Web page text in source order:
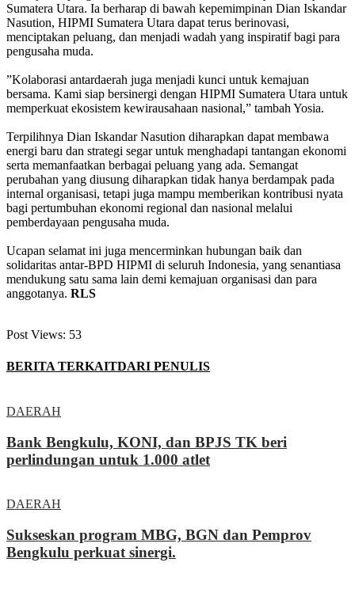
Sumatera Utara. Ia berharap di bawah kepemimpinan Dian Iskandar
Nasution, HIPMI Sumatera Utara dapat terus berinovasi,
menciptakan peluang, dan menjadi wadah yang inspiratif bagi para
pengusaha muda.
‎”Kolaborasi antardaerah juga menjadi kunci untuk kemajuan
bersama. Kami siap bersinergi dengan HIPMI Sumatera Utara untuk
memperkuat ekosistem kewirausahaan nasional,” tambah Yosia.
‎Terpilihnya Dian Iskandar Nasution diharapkan dapat membawa
energi baru dan strategi segar untuk menghadapi tantangan ekonomi
serta memanfaatkan berbagai peluang yang ada. Semangat
perubahan yang diusung diharapkan tidak hanya berdampak pada
internal organisasi, tetapi juga mampu memberikan kontribusi nyata
bagi pertumbuhan ekonomi regional dan nasional melalui
pemberdayaan pengusaha muda.
‎Ucapan selamat ini juga mencerminkan hubungan baik dan
solidaritas antar-BPD HIPMI di seluruh Indonesia, yang senantiasa
mendukung satu sama lain demi kemajuan organisasi dan para
anggotanya. RLS
Post Views: 53
BERITA TERKAITDARI PENULIS
DAERAH
Bank Bengkulu, KONI, dan BPJS TK beri
perlindungan untuk 1.000 atlet
DAERAH
Sukseskan program MBG, BGN dan Pemprov
Bengkulu perkuat sinergi.